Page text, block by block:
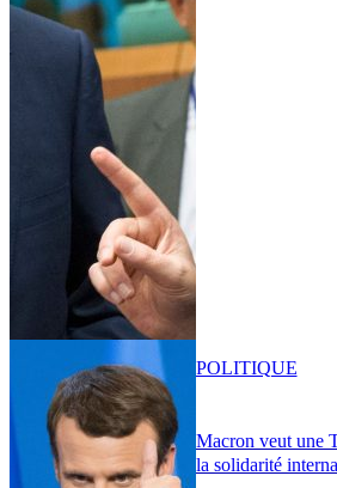
Macron veut une
la solidarité
POLITIQUE